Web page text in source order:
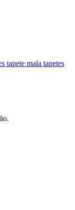
tapete mala tapetes